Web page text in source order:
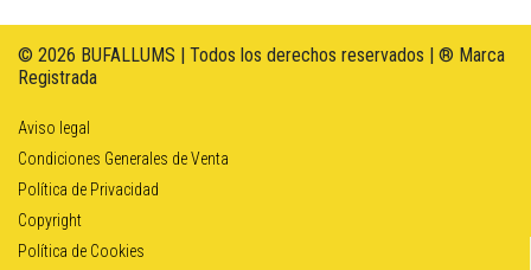
© 2026 BUFALLUMS | Todos los derechos reservados | ® Marca
Registrada
Aviso legal
Condiciones Generales de Venta
Política de Privacidad
Copyright
Política de Cookies